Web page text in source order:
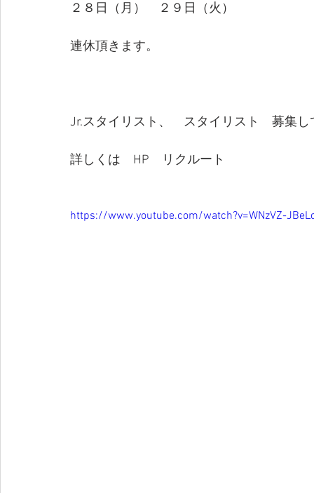
２８日（月）　２９日（火）
連休頂きます。
Jr.スタイリスト、　スタイリスト　募集
詳しくは　HP　リクルート
https://www.youtube.com/watch?v=WNzVZ-